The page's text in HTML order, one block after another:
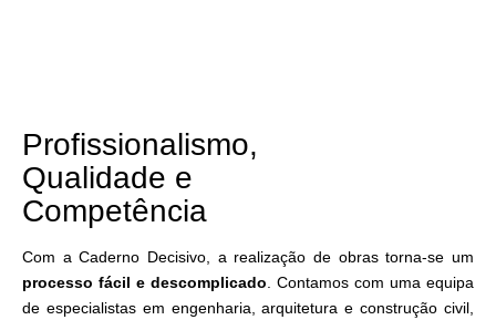
Profissionalismo,
Qualidade e
Competência
Com a Caderno Decisivo, a realização de obras torna-se um
processo fácil e descomplicado . Contamos com uma equipa
de especialistas em engenharia, arquitetura e construção civil,